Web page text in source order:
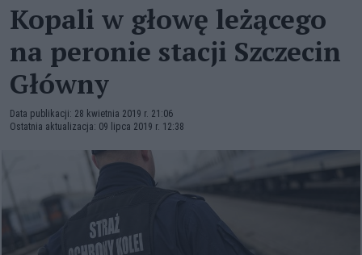
Kopali w głowę leżącego
na peronie stacji Szczecin
Główny
Data publikacji: 28 kwietnia 2019 r. 21:06
Ostatnia aktualizacja: 09 lipca 2019 r. 12:38